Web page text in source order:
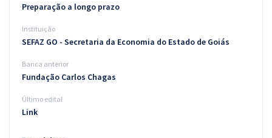
Conteúdo gratuito
Blog
Preparação a longo prazo
Instituição
SEFAZ GO - Secretaria da Economia do Estado de Goiás
Banca anterior
Fundação Carlos Chagas
Último edital
Link